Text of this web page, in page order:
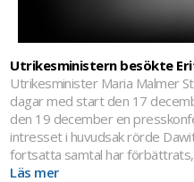
Utrikesministern besökte
Utrikesminister Maria Malmer
dagar med start den 17
den 19 december en
intresset i huvudsak rörde
fortsatta samtal har
Läs mer